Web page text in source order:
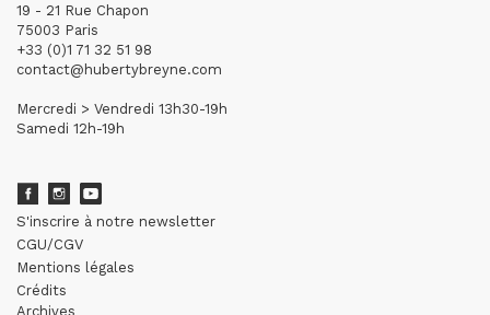
19 - 21 Rue Chapon
75003 Paris
+33 (0)1 71 32 51 98
contact@hubertybreyne.com
Mercredi > Vendredi 13h30-19h
Samedi 12h-19h
S'inscrire à notre newsletter
CGU/CGV
Mentions légales
Crédits
Archives